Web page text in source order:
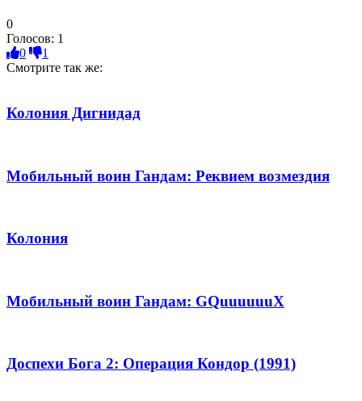
0
Голосов: 1
0
1
Смотрите так же:
Колония Дигнидад
Мобильный воин Гандам: Реквием возмездия
Колония
Мобильный воин Гандам: GQuuuuuuX
Доспехи Бога 2: Операция Кондор (1991)